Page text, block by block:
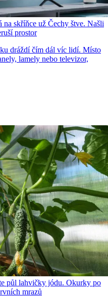
na skříňce už Čechy štve. Našli
prostor
dráždí čím dál víc lidí. Místo
lamely nebo televizor,
půl lahvičky jódu. Okurky po
mrazů